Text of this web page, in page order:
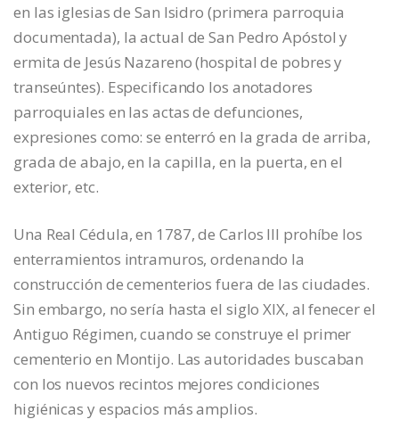
en las iglesias de San Isidro (primera parroquia
documentada), la actual de San Pedro Apóstol y
ermita de Jesús Nazareno (hospital de pobres y
transeúntes). Especificando los anotadores
parroquiales en las actas de defunciones,
expresiones como: se enterró en la grada de arriba,
grada de abajo, en la capilla, en la puerta, en el
exterior, etc.
Una Real Cédula, en 1787, de Carlos III prohíbe los
enterramientos intramuros, ordenando la
construcción de cementerios fuera de las ciudades.
Sin embargo, no sería hasta el siglo XIX, al fenecer el
Antiguo Régimen, cuando se construye el primer
cementerio en Montijo. Las autoridades buscaban
con los nuevos recintos mejores condiciones
higiénicas y espacios más amplios.